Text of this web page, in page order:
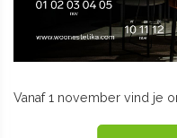
Vanaf 1 november vind je